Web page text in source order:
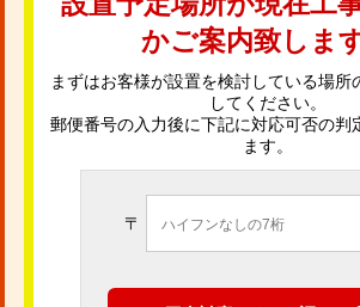
かご案内致します
まずはお客様が設置を検討している場所
してください。
郵便番号の入力後に下記に対応可否の判
ます。
〒